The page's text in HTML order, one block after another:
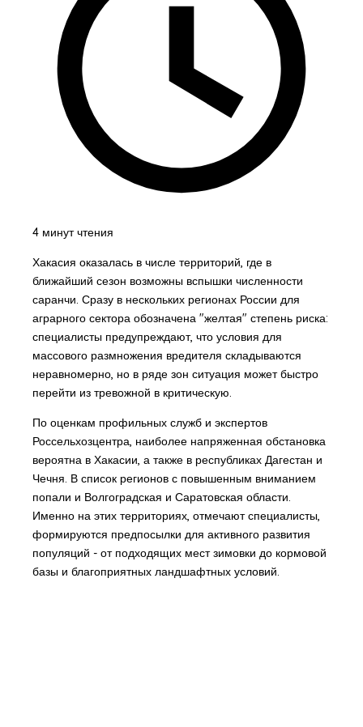
4 минут чтения
Хакасия оказалась в числе территорий, где в
ближайший сезон возможны вспышки численности
саранчи. Сразу в нескольких регионах России для
аграрного сектора обозначена "желтая" степень риска:
специалисты предупреждают, что условия для
массового размножения вредителя складываются
неравномерно, но в ряде зон ситуация может быстро
перейти из тревожной в критическую.
По оценкам профильных служб и экспертов
Россельхозцентра, наиболее напряженная обстановка
вероятна в Хакасии, а также в республиках Дагестан и
Чечня. В список регионов с повышенным вниманием
попали и Волгоградская и Саратовская области.
Именно на этих территориях, отмечают специалисты,
формируются предпосылки для активного развития
популяций - от подходящих мест зимовки до кормовой
базы и благоприятных ландшафтных условий.